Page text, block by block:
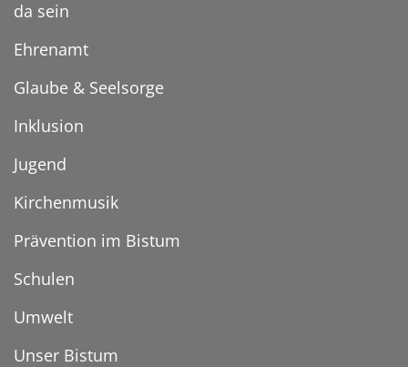
da sein
Ehrenamt
Glaube & Seelsorge
Inklusion
Jugend
Kirchenmusik
Prävention im Bistum
Schulen
Umwelt
Unser Bistum